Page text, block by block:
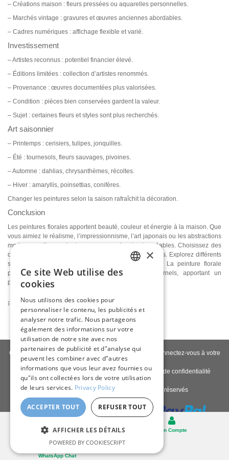
– Créations maison : fleurs pressées ou aquarelles personnelles.
– Marchés vintage : gravures et œuvres anciennes abordables.
– Cadres numériques : affichage flexible et varié.
Investissement
– Artistes reconnus : potentiel financier élevé.
– Éditions limitées : collection d’artistes renommés.
– Provenance : œuvres documentées plus valorisées.
– Condition : pièces bien conservées gardent la valeur.
– Sujet : certaines fleurs et styles sont plus recherchés.
Art saisonnier
– Printemps : cerisiers, tulipes, jonquilles.
– Été : tournesols, fleurs sauvages, pivoines.
– Automne : dahlias, chrysanthèmes, récoltes.
– Hiver : amaryllis, poinsettias, conifères.
Changer les peintures selon la saison rafraîchit la décoration.
Conclusion
Les peintures florales apportent beauté, couleur et énergie à la maison. Que
vous aimiez le réalisme, l’impressionnisme, l’art japonais ou les abstractions
modernes, elles rendent vos espaces vivants et agréables. Choisissez des
œuvres qui vous touchent et correspondent à vos goûts. Explorez différents
styles, visitez des galeries ou plateformes en ligne. La peinture florale
parfaite peut transformer vos murs en jardins éternels, apportant un
printemps constant dans votre maison.
Publicat la 2025-09-24 Art Blog 1766
Contactez-nous| À propos de nous |Qualité giclée
Connectez-vous à votre
compte| Blog
Politique de livraison|Politique de retour |Politique de confidentialité
Copyright © 2026Pastel Brush - Tous droits réservés
Bureau
Panier Mon Compte
WhatsApp Chat
GERMAN
FRENCH
SPANISH
×
Ce site Web utilise des
cookies
Nous utilisons des cookies pour
personnaliser le contenu, les publicités et
analyser notre trafic. Nous partageons
également des informations sur votre
utilisation de notre site avec nos
partenaires de publicité et d"analyse qui
peuvent les combiner avec d"autres
informations que vous leur avez fournies ou
qu"ils ont collectées lors de votre utilisation
de leurs services. Privacy Policy
ACCEPTER TOUT REFUSER TOUT
AFFICHER LES DÉTAILS
POWERED BY COOKIESCRIPT